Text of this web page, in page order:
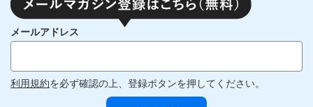
メールアドレス
利用規約を必ず確認の上、登録ボタンを押してください。